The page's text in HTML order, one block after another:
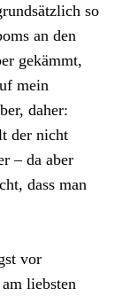
so
an den
gekämmt,
mein
daher:
der nicht
– da aber
dass man
vor
liebsten